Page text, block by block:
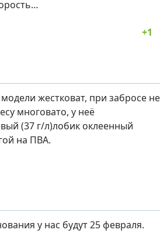
жестковат, при забросе не
многовато, у неё
(37 г/л)лобик оклеенный
на ПВА.
у нас будут 25 февраля.